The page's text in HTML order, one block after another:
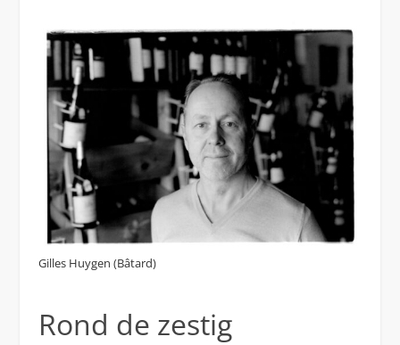
Gilles Huygen (Bâtard)
Rond de zestig